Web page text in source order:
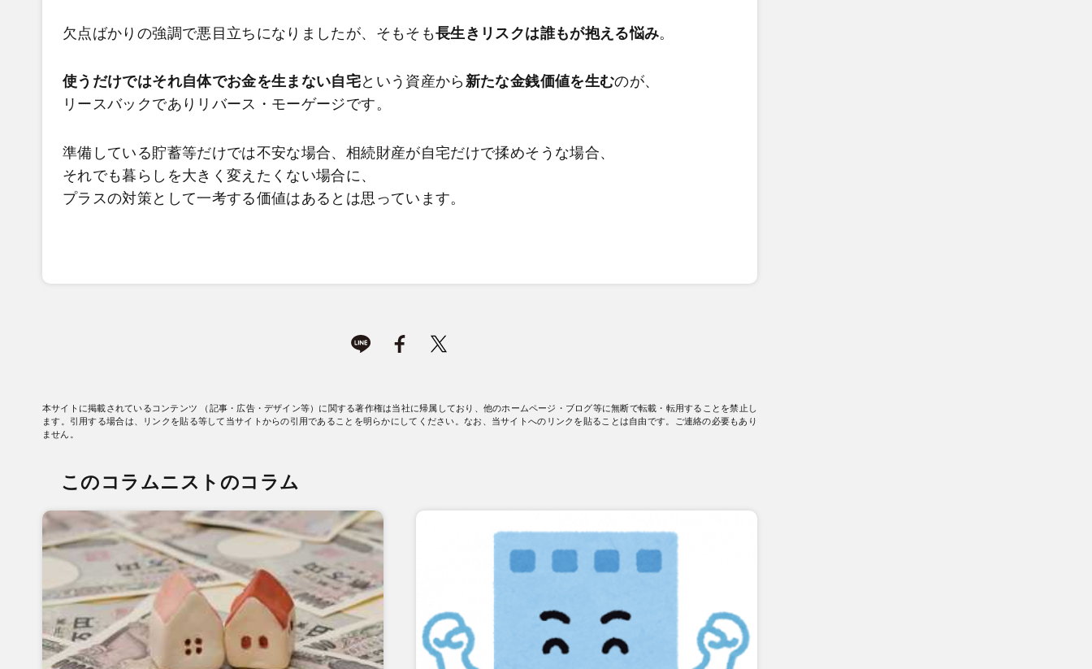
欠点ばかりの強調で悪目立ちになりましたが、そもそも長生きリスクは誰もが抱える悩み。
使うだけではそれ自体でお金を生まない自宅という資産から 新たな金銭価値を生むのが、
リースバックでありリバース・モーゲージです。
準備している貯蓄等だけでは不安な場合、相続財産が自宅だけで揉めそうな場合、
それでも暮らしを大きく変えたくない場合に、
プラスの対策として一考する価値はあるとは思っています。
本サイトに掲載されているコンテンツ （記事・広告・デザイン等）に関する著作権は当社に帰属しており、他のホームページ・ブログ等に無断で転載・転用することを禁止し
ます。引用する場合は、リンクを貼る等して当サイトからの引用であることを明らかにしてください。なお、当サイトへのリンクを貼ることは自由です。ご連絡の必要もあり
ません。
このコラムニストのコラム